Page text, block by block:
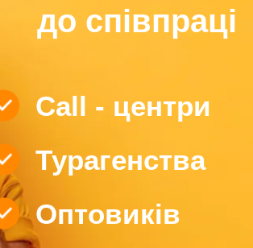
до співпраці
Call - центри
Турагенства
Оптовиків